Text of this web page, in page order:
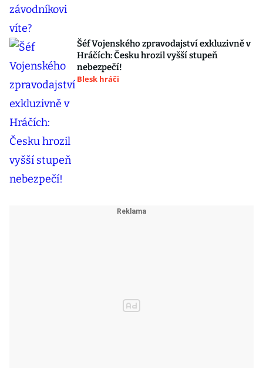
Šéf Vojenského zpravodajství exkluzivně v
Hráčích: Česku hrozil vyšší stupeň
nebezpečí!
Blesk hráči